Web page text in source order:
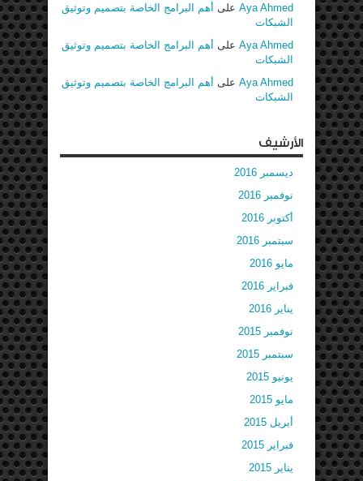
Aya Ahmed على أهم البرامج الخاصة بتصميم وتوثيق
الشبكات
Aya Ahmed على أهم البرامج الخاصة بتصميم وتوثيق
الشبكات
Aya Ahmed على أهم البرامج الخاصة بتصميم وتوثيق
الشبكات
الأرشيف
ديسمبر 2016
نوفمبر 2016
أكتوبر 2016
سبتمبر 2016
مايو 2016
فبراير 2016
يناير 2016
نوفمبر 2015
سبتمبر 2015
يونيو 2015
مايو 2015
أبريل 2015
فبراير 2015
يناير 2015